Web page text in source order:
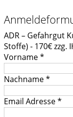
ADR – Gefahrgut
Stoffe) - 170€ zzg.
Vorname*
Nachname*
Email Adresse*